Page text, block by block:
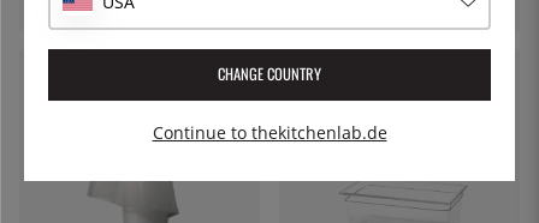
CHANGE COUNTRY
Continue to thekitchenlab.de